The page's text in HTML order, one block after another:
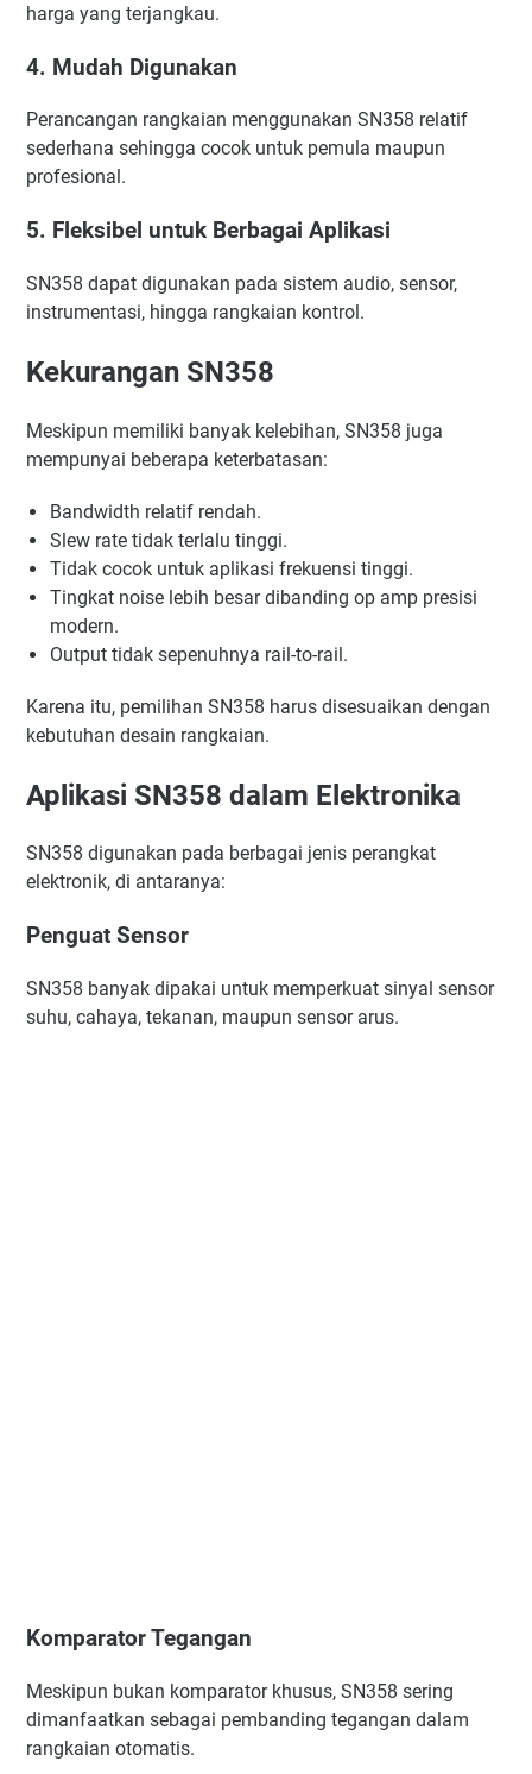
harga yang terjangkau.
4. Mudah Digunakan
Perancangan rangkaian menggunakan SN358 relatif
sederhana sehingga cocok untuk pemula maupun
profesional.
5. Fleksibel untuk Berbagai Aplikasi
SN358 dapat digunakan pada sistem audio, sensor,
instrumentasi, hingga rangkaian kontrol.
Kekurangan SN358
Meskipun memiliki banyak kelebihan, SN358 juga
mempunyai beberapa keterbatasan:
Bandwidth relatif rendah.
Slew rate tidak terlalu tinggi.
Tidak cocok untuk aplikasi frekuensi tinggi.
Tingkat noise lebih besar dibanding op amp presisi
modern.
Output tidak sepenuhnya rail-to-rail.
Karena itu, pemilihan SN358 harus disesuaikan dengan
kebutuhan desain rangkaian.
Aplikasi SN358 dalam Elektronika
SN358 digunakan pada berbagai jenis perangkat
elektronik, di antaranya:
Penguat Sensor
SN358 banyak dipakai untuk memperkuat sinyal sensor
suhu, cahaya, tekanan, maupun sensor arus.
Komparator Tegangan
Meskipun bukan komparator khusus, SN358 sering
dimanfaatkan sebagai pembanding tegangan dalam
rangkaian otomatis.